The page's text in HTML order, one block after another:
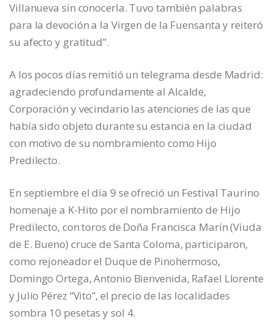
Villanueva sin conocerla. Tuvo también palabras
para la devoción a la Virgen de la Fuensanta y reiteró
su afecto y gratitud”.
A los pocos días remitió un telegrama desde Madrid:
agradeciendo profundamente al Alcalde,
Corporación y vecindario las atenciones de las que
había sido objeto durante su estancia en la ciudad
con motivo de su nombramiento como Hijo
Predilecto.
En septiembre el día 9 se ofreció un Festival Taurino
homenaje a K-Hito por el nombramiento de Hijo
Predilecto, con toros de Doña Francisca Marín (Viuda
de E. Bueno) cruce de Santa Coloma, participaron,
como rejoneador el Duque de Pinohermoso,
Domingo Ortega, Antonio Bienvenida, Rafael Llorente
y Julio Pérez “Vito”, el precio de las localidades
sombra 10 pesetas y sol 4.